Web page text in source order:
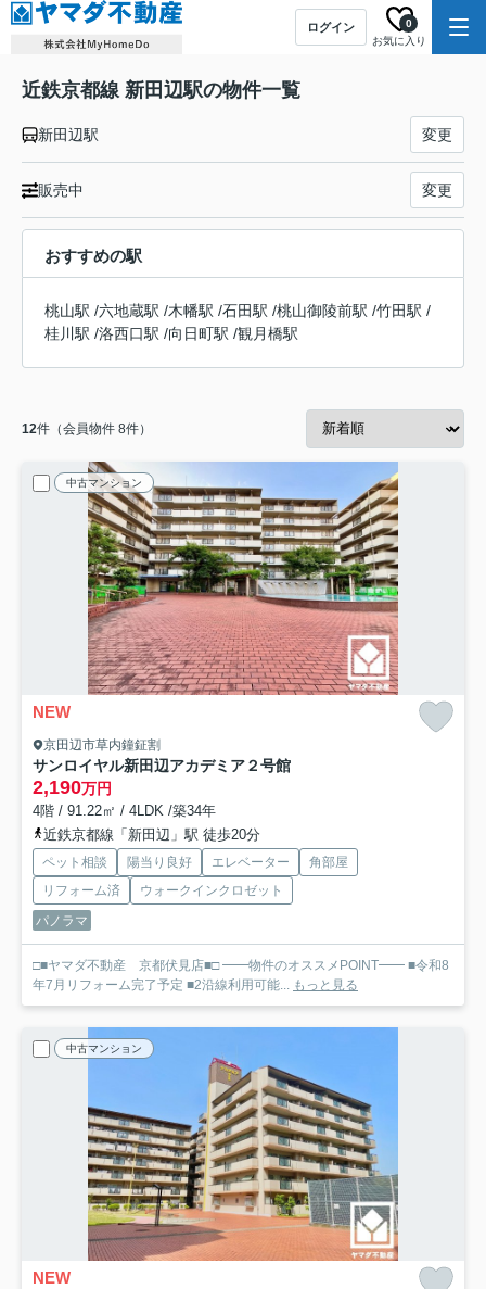
ログイン
お気に入り
0
近鉄京都線 新田辺駅の物件一覧
新田辺駅 変更
販売中 変更
おすすめの駅
桃山駅 /六地蔵駅 /木幡駅 /石田駅 /桃山御陵前駅 /竹田駅 /
桂川駅 /洛西口駅 /向日町駅 /観月橋駅
12件（会員物件 8件）
中古マンション
NEW
京田辺市草内鐘鉦割
サンロイヤル新田辺アカデミア２号館
2,190万円
4階 / 91.22㎡ / 4LDK /築34年
近鉄京都線「新田辺」駅 徒歩20分
ペット相談 陽当り良好 エレベーター
角部屋
リフォーム済
ウォークインクロゼット
パノラマ
□■ヤマダ不動産 京都伏見店■□ ━━物件のオススメPOINT━━ ■令和8
年7月リフォーム完了予定 ■2沿線利用可能... もっと見る
中古マンション
NEW